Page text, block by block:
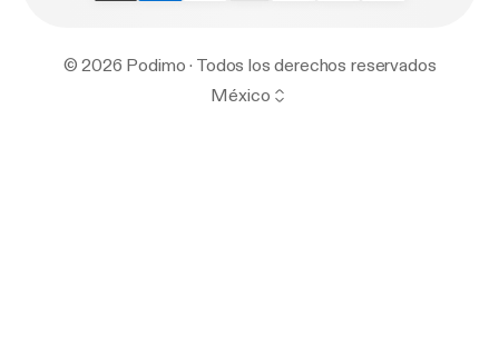
© 2026 Podimo · Todos los derechos reservados
México